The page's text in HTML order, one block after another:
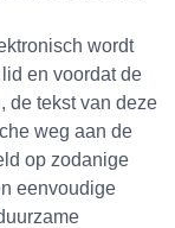
wordt
en voordat de
de tekst van deze
weg aan de
op zodanige
eenvoudige